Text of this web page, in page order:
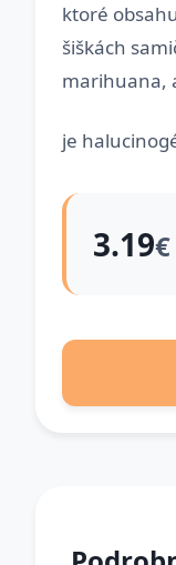
ktoré
šiškách
marihuana,
je
3.19€